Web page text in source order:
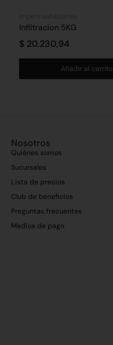
Infiltracion 5KG
$ 20.230,94
Añadir al carrito
Nosotros
Quiénes somos
Sucursales
Lista de precios
Club de beneficios
Preguntas frecuentes
Medios de pago